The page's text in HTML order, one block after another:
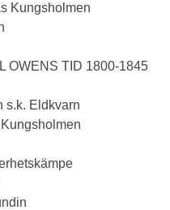
Kungsholmen
OWENS TID 1800-1845
s.k. Eldkvarn